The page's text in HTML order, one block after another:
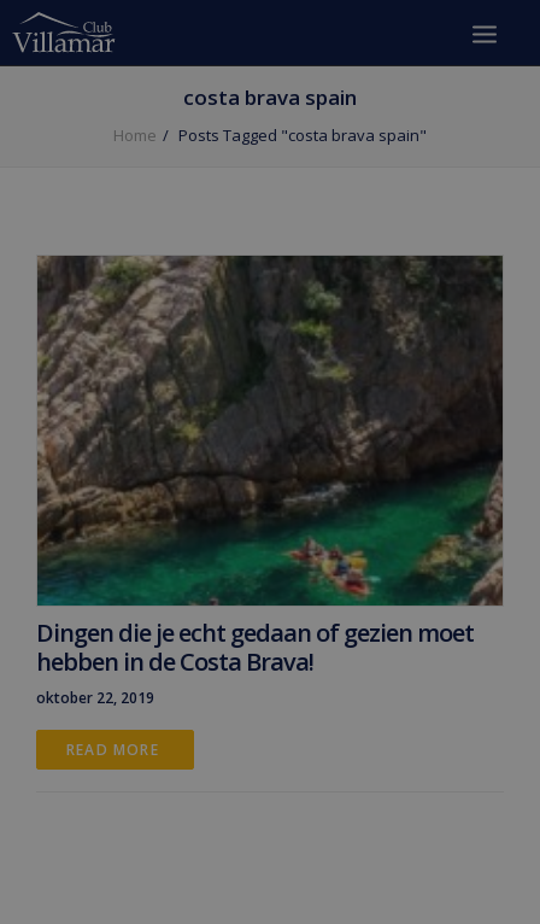
costa brava spain
Home Posts Tagged "costa brava spain"
Dingen die je echt gedaan of gezien moet
hebben in de Costa Brava!
oktober 22, 2019
READ MORE